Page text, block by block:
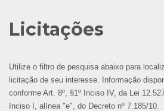
Licitações
Utilize o filtro de pesquisa abaixo para
licitação de seu interesse. Informação
conforme Art. 8º, §1º Inciso IV, da Lei
Inciso I, alínea "e", do Decreto nº 7.185/10.